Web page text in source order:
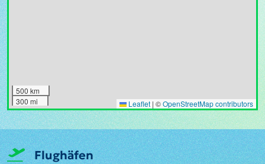
500 km
300 mi
Leaflet | ©OpenStreetMap contributors
Flughäfen